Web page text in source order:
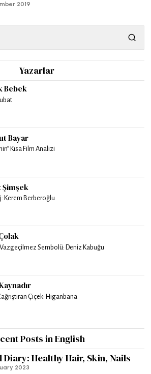
2019
Yazarlar
Bebek
Bayar
Kısa Film Analizi
Şimşek
Kerem Berberoğlu
Sembolü: Deniz Kabuğu
Çiçek: Higanbana
Posts in English
Diary: Healthy Hair, Skin, Nails
2023